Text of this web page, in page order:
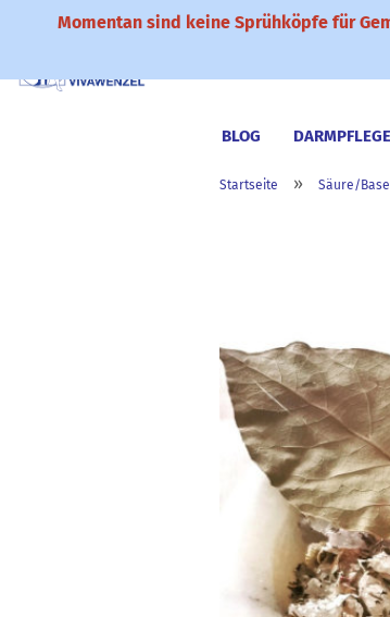
Momentan sind keine Sprühköpfe für
BLOG DARMPFLEGE
Startseite » Säure/